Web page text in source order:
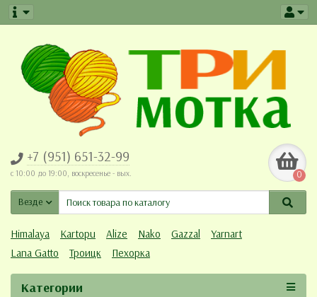
+7 (951) 651-32-99
c 10:00 до 19:00, воскресенье - вых. 0
Везде
Himalaya Kartopu Alize Nako Gazzal
Yarnart
Lana Gatto
Троицк Пехорка
Категории